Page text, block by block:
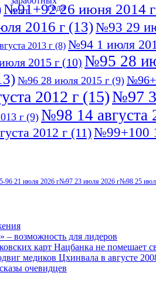
№91+92 26 июня 2014 г
2016 г (13)№93 29
2013 г (8) №94 1 июля
2015 г (10) №95 28
№96 28 июля 2015 г (9)
2012 г (15)№97
г (9) №98 14 августа
2012 г (11)№99+100
96 21 июля 2026 г№97 23 июля 2026 г№98 25
– возможность для лидеров
карт Нацбанка не помешает
медиков Цхинвала в августе
очевидцев